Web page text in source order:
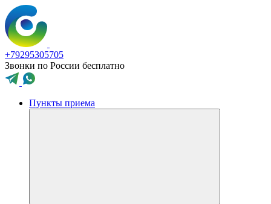
+79295305705
Звонки по России бесплатно
Пункты приема